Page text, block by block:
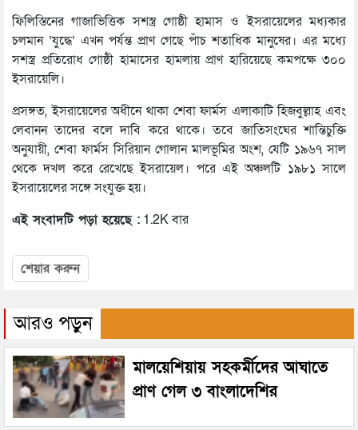
ফিলিস্তিনের গাজাভিত্তিক সশস্ত্র গোষ্ঠী হামাস ও ইসরায়েলের মধ্যকার
চলমান ‌‘যুদ্ধে’ এখন পর্যন্ত প্রাণ গেছে পাঁচ শতাধিক মানুষের। এর মধ্যে
সশস্ত্র প্রতিরোধ গোষ্ঠী হামাসের হামলায় প্রাণ হারিয়েছে কমপক্ষে ৩০০
ইসরায়েলি।
প্রসঙ্গত, ইসরায়েলের অধীনে থাকা শেবা ফার্মস এলাকাটি হিজবুল্লাহ এবং
লেবানন তাদের বলে দাবি করে থাকে। তবে জাতিসংঘের শান্তিচুক্তি
অনুযায়ী, শেবা ফার্মস সিরিয়ান গোলান মালভূমির অংশ, যেটি ১৯৬৭ সাল
থেকে দখল করে রেখেছে ইসরায়েল। পরে এই অঞ্চলটি ১৯৮১ সালে
ইসরায়েলের সঙ্গে সংযুক্ত হয়।
এই সংবাদটি পড়া হয়েছে : 1.2K বার
শেয়ার করুন
আরও পড়ুন
মালয়েশিয়ায় সহকর্মীদের আঘাতে
প্রাণ গেল ৩ বাংলাদেশির